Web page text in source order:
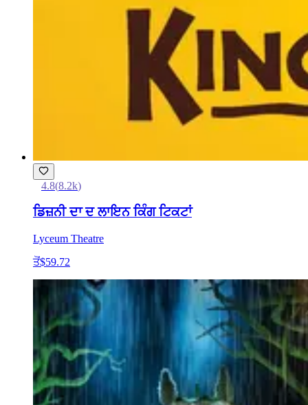
4.8(8.2k)
ਡਿਜ਼ਨੀ ਦਾ ਦ ਲਾਇਨ ਕਿੰਗ ਟਿਕਟਾਂ
Lyceum Theatre
ਤੋਂ$59.72